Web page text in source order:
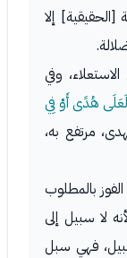
إلا
وفي
لَعَلَى هُدًى أَوْ فِي
مرتفع به،
بالمطلوب
لا سبيل إلى
فهي سبل